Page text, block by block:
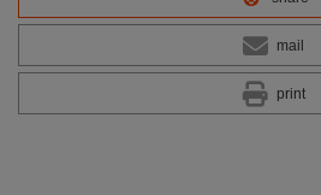
mail
print